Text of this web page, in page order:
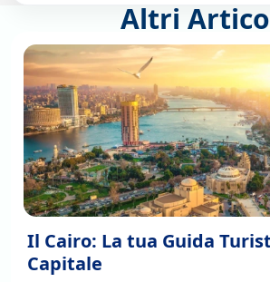
Altri
Il Cairo: La tua Guida
Capitale